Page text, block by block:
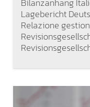
Lagebericht
Relazione